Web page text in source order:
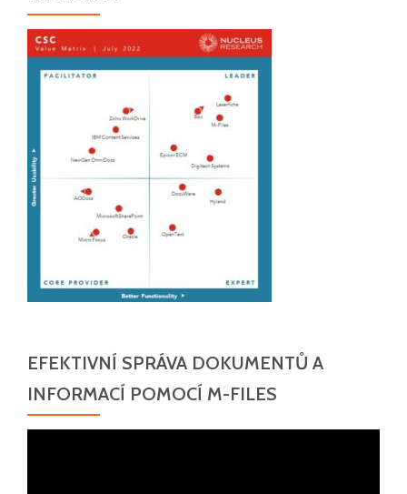
EFEKTIVNÍ SPRÁVA DOKUMENTŮ A
INFORMACÍ POMOCÍ M-FILES